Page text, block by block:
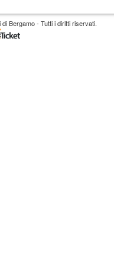
Bergamo - Tutti i diritti riservati.